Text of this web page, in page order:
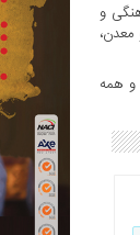
و
و همه